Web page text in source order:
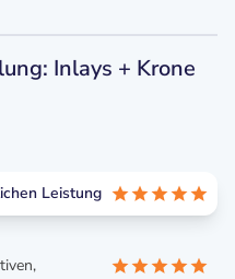
Inlays + Krone
Leistung